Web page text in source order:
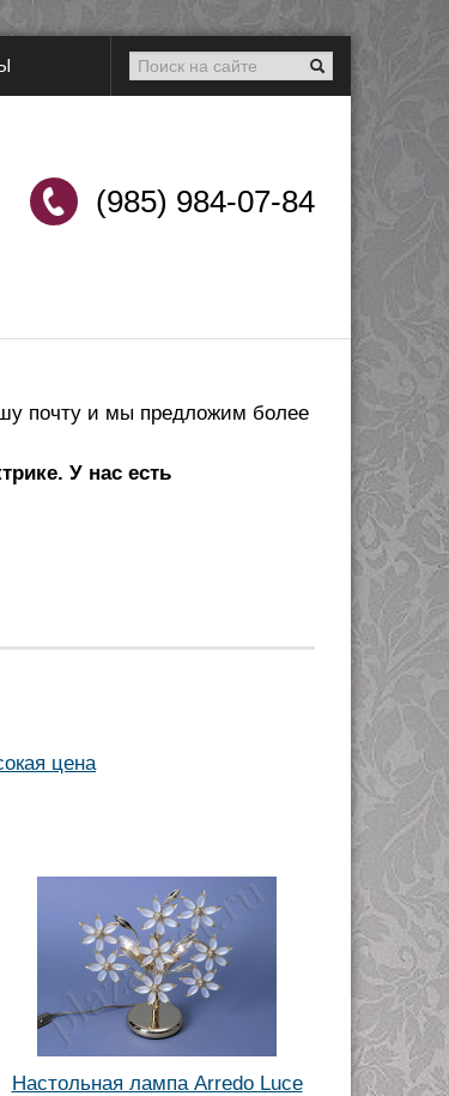
(985) 984-07-84
почту и мы предложим более
У нас есть
цена
Настольная лампа Arredo Luce